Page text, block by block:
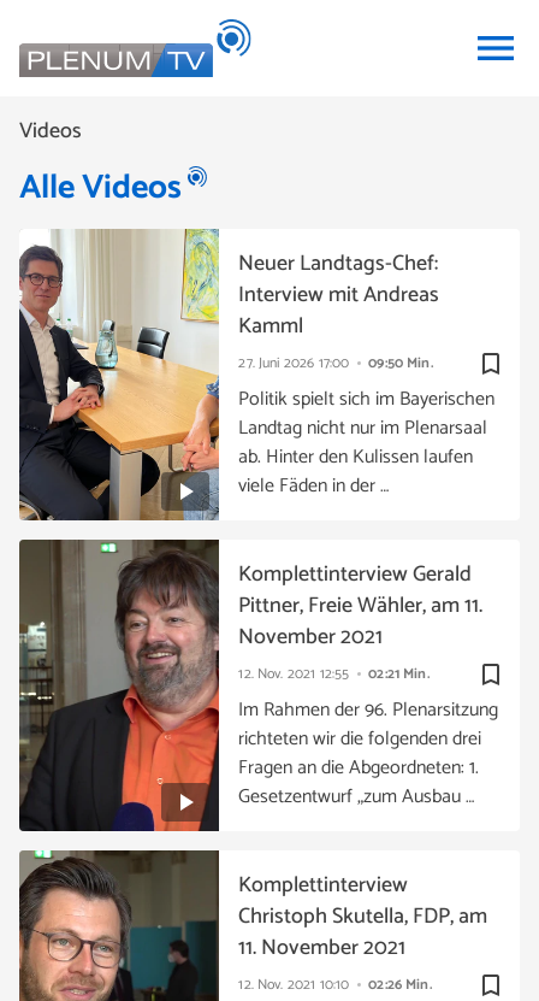
menu
Videos
Alle Videos
bookmark_border
27. Juni 2026 17:00 09:50 Min.
Neuer Landtags-Chef:
Interview mit Andreas
Kamml
Politik spielt sich im Bayerischen
Landtag nicht nur im Plenarsaal
ab. Hinter den Kulissen laufen
viele Fäden in der …
bookmark_border
12. Nov. 2021 12:55 02:21 Min.
Komplettinterview Gerald
Pittner, Freie Wähler, am 11.
November 2021
Im Rahmen der 96. Plenarsitzung
richteten wir die folgenden drei
Fragen an die Abgeordneten: 1.
Gesetzentwurf „zum Ausbau …
bookmark_border
12. Nov. 2021 10:10 02:26 Min.
Komplettinterview
Christoph Skutella, FDP, am
11. November 2021